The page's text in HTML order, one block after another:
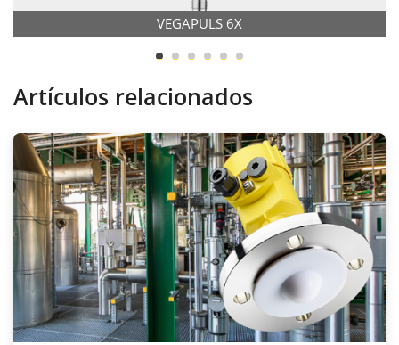
VEGAPULS 6X
Artículos relacionados